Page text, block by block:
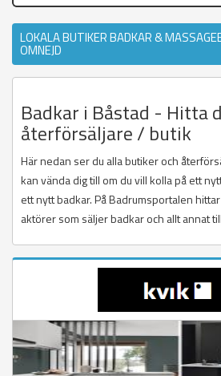
LOKALA BUTIKER BADKAR &
OMNEJD
Badkar i Båstad - Hitta
återförsäljare / butik
Här nedan ser du alla butiker och
kan vända dig till om du vill kolla på ett
ett nytt badkar. På Badrumsportalen
aktörer som säljer badkar och allt annat